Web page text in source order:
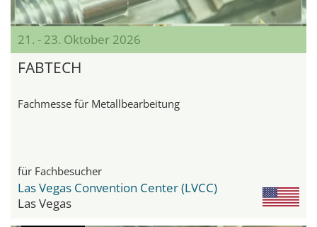
21. - 23. Oktober 2026
FABTECH
Fachmesse für Metallbearbeitung
für Fachbesucher
Las Vegas Convention Center (LVCC)
Las Vegas